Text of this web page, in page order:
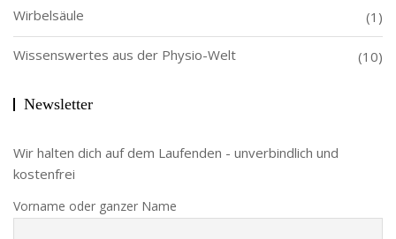
Wirbelsäule (1)
Wissenswertes aus der Physio-Welt (10)
Newsletter
Wir halten dich auf dem Laufenden - unverbindlich und
kostenfrei
Vorname oder ganzer Name